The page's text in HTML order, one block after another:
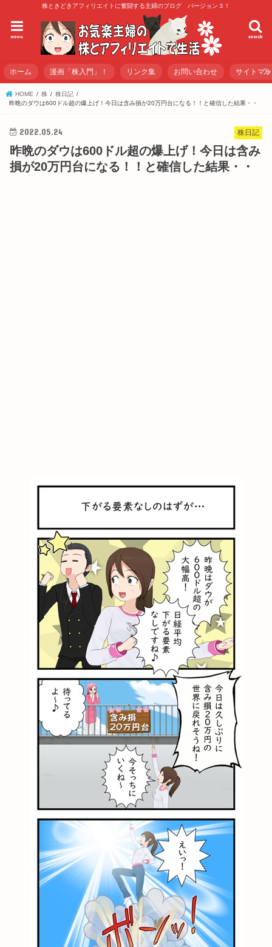
株ときどきアフィリエイトに奮闘する主婦のブログ バージョン３！
search
menu
ホーム 漫画「株入門」！ リンク集 お問い合わせ サイトマ
HOME 株
株日記
昨晩のダウは600ドル超の爆上げ！今日は含み損が20万円台になる！！と確信した結果・・
株日記
2022.05.24
昨晩のダウは600ドル超の爆上げ！今日は含み
損が20万円台になる！！と確信した結果・・